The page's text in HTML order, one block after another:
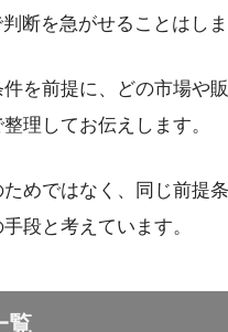
断を急がせることはしま
を前提に、どの市場や
理してお伝えします。
めではなく、同じ前提
段と考えています。
覧